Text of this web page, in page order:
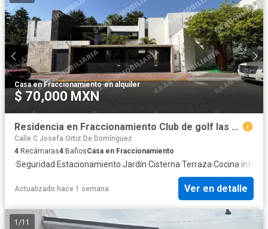
Casa en Fraccionamiento·en alquiler
$ 70,000 MXN
Residencia en Fraccionamiento Club de golf las fuentes
Calle C Josefa Ortiz De Domínguez
4 Recámaras4 BañosCasa en Fraccionamiento
·Seguridad·Estacionamiento·Jardín·Cisterna·Terraza·Cocina
Actualizado hace 1 semana Ver en detalle
1 /11